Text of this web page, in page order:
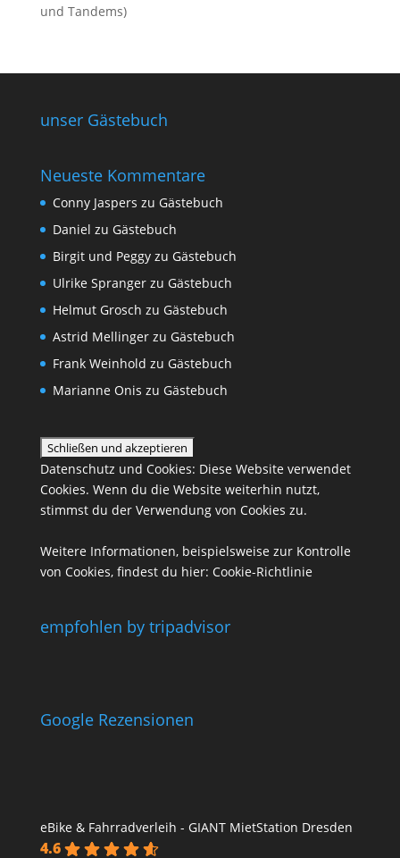
und Tandems)
unser Gästebuch
Neueste Kommentare
Conny Jaspers zu Gästebuch
Daniel zu Gästebuch
Birgit und Peggyzu Gästebuch
Ulrike Sprangerzu Gästebuch
Helmut Grosch zu Gästebuch
Astrid Mellingerzu Gästebuch
Frank Weinhold zu Gästebuch
Marianne Onis zu Gästebuch
Datenschutz und Cookies: Diese Website verwendet
Cookies. Wenn du die Website weiterhin nutzt,
stimmst du der Verwendung von Cookies zu.
Weitere Informationen, beispielsweise zur Kontrolle
von Cookies, findest du hier: Cookie-Richtlinie
empfohlen by tripadvisor
Google Rezensionen
eBike & Fahrradverleih - GIANT MietStation Dresden
4.6